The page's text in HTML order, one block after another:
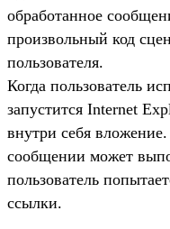
обработанное
произвольный код
пользователя.
Когда пользователь
запустится Internet
внутри себя вложение.
сообщении может
пользователь
ссылки.